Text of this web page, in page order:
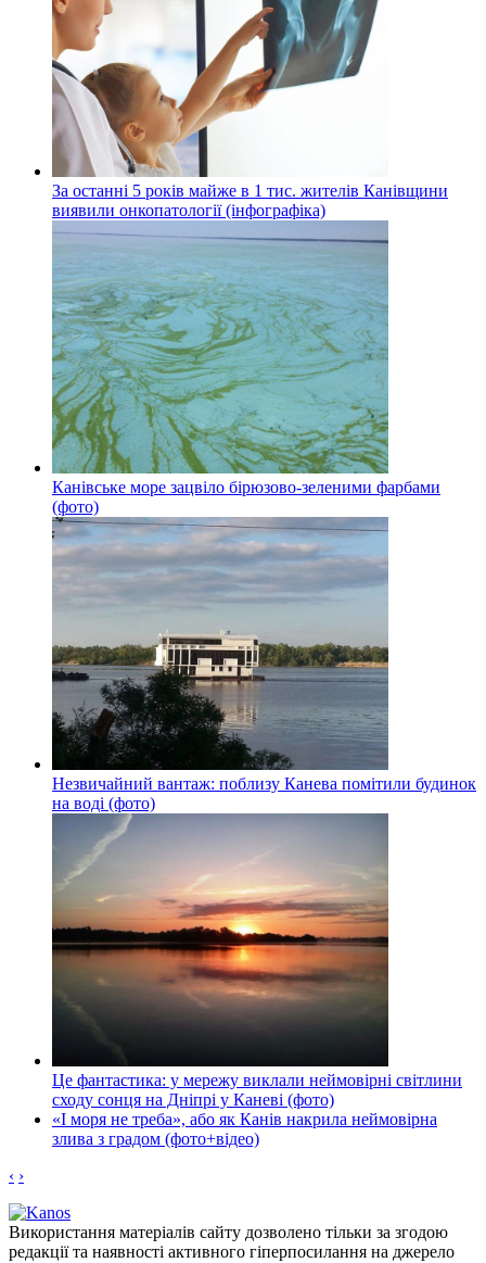
За останні 5 років майже в 1 тис. жителів Канівщини
виявили онкопатології (інфографіка)
Канівське море зацвіло бірюзово-зеленими фарбами
(фото)
Незвичайний вантаж: поблизу Канева помітили будинок
на воді (фото)
Це фантастика: у мережу виклали неймовірні світлини
сходу сонця на Дніпрі у Каневі (фото)
«І моря не треба», або як Канів накрила неймовірна
злива з градом (фото+відео)
‹ ›
Використання матеріалів сайту дозволено тільки за згодою
редакції та наявності активного гіперпосилання на джерело